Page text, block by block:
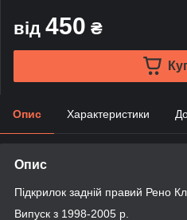
від 450 ₴
Опис Характеристики
Опис
Підкрилок задній правий Рено
Випуск з 1998-2005 р.